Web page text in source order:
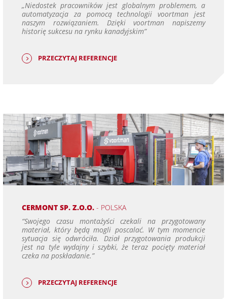
„Niedostek pracowników jest globalnym problemem, a
automatyzacja za pomocą technologii voortman jest
naszym rozwiązaniem. Dzięki voortman napiszemy
historię sukcesu na rynku kanadyjskim”
PRZECZYTAJ REFERENCJE
CERMONT SP. Z.O.O.- POLSKA
“Swojego czasu montażyści czekali na przygotowany
materiał, który będą mogli poscalać. W tym momencie
sytuacja się odwróciła. Dział przygotowania produkcji
jest na tyle wydajny i szybki, że teraz pocięty materiał
czeka na poskładanie.”
PRZECZYTAJ REFERENCJE